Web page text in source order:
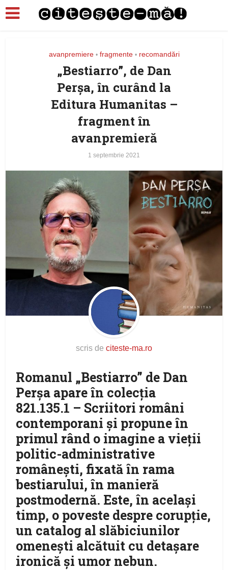
avanpremiere • fragmente • recomandări
„Bestiarro”, de Dan
Perşa, în curând la
Editura Humanitas –
fragment în
avanpremieră
1 septembrie 2021
scris de citeste-ma.ro
Romanul „Bestiarro” de Dan
Perşa apare în colecția
821.135.1 – Scriitori români
contemporani şi propune în
primul rând o imagine a vieții
politic-administrative
românești, fixată în rama
bestiarului, în manieră
postmodernă. Este, în același
timp, o poveste despre corupție,
un catalog al slăbiciunilor
omenești alcătuit cu detașare
ironică și umor nebun.